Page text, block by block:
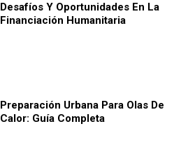
Desafíos Y Oportunidades En La
Financiación Humanitaria
Preparación Urbana Para Olas De
Calor: Guía Completa